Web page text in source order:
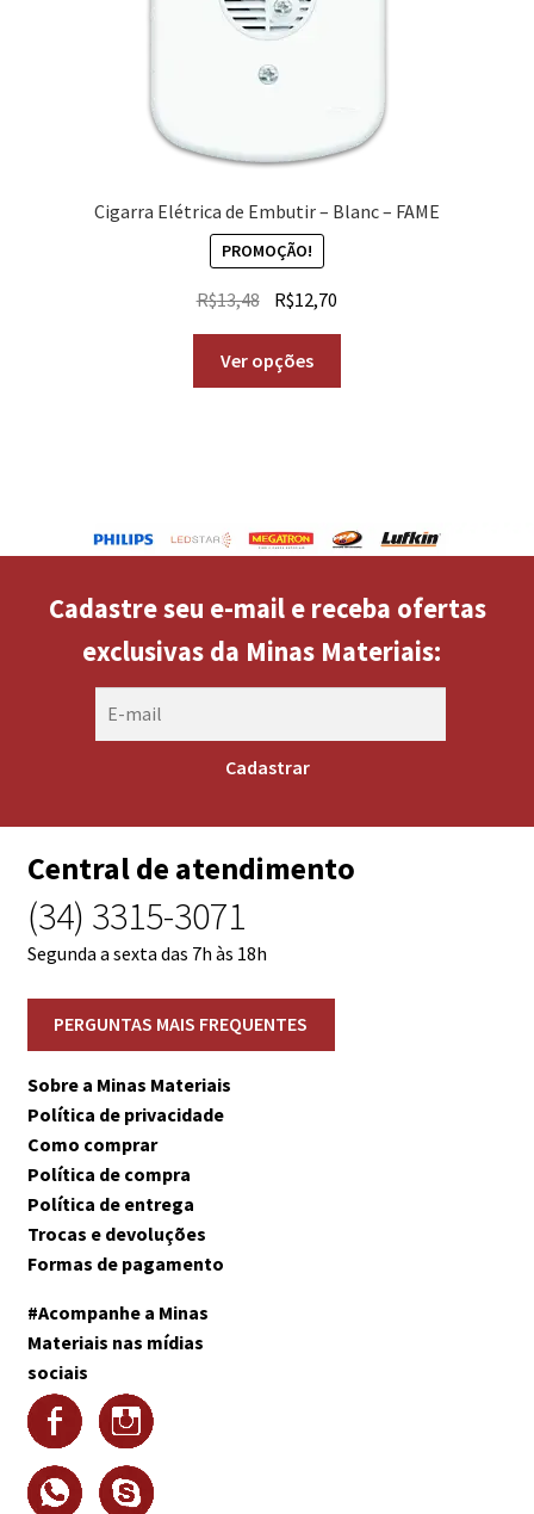
Cigarra Elétrica de Embutir – Blanc – FAME
PROMOÇÃO!
R$13,48 R$12,70
Ver opções
Cadastre seu e-mail e receba ofertas
exclusivas da Minas Materiais:
Central de atendimento
(34) 3315-3071
Segunda a sexta das 7h às 18h
Sobre a Minas Materiais
Política de privacidade
Como comprar
Política de compra
Política de entrega
Trocas e devoluções
Formas de pagamento
#Acompanhe a Minas
Materiais nas mídias
sociais